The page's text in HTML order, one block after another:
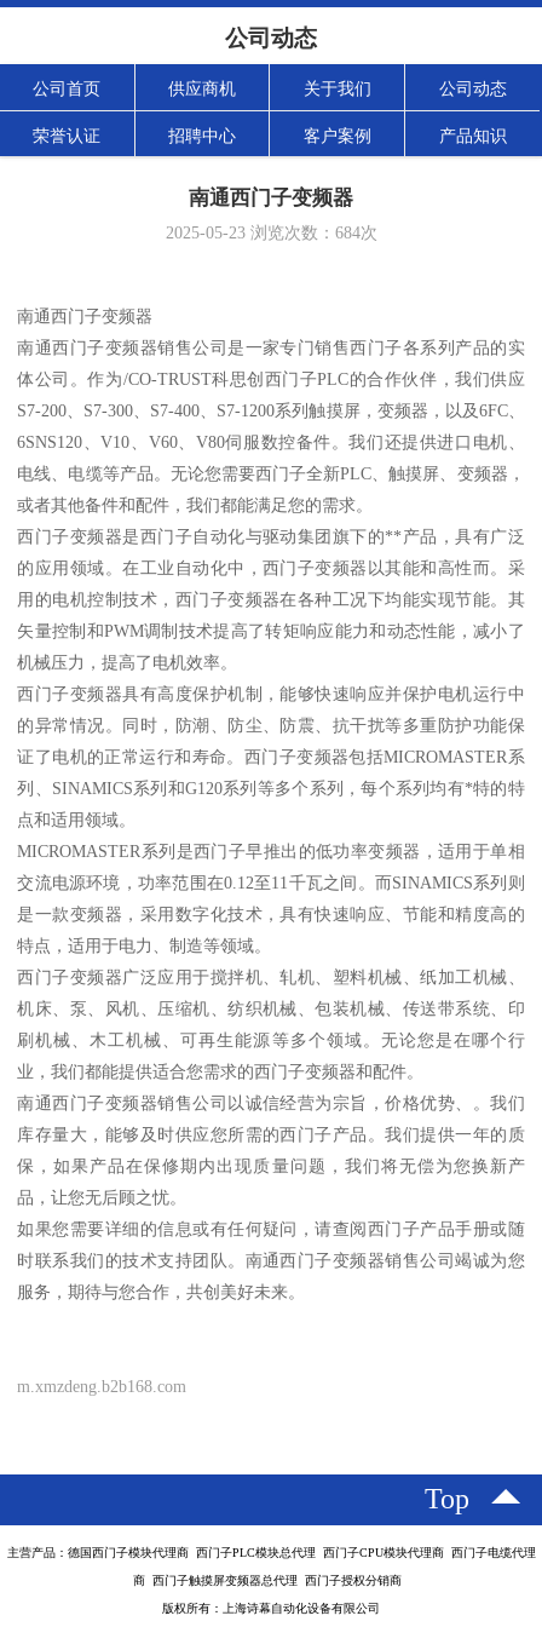
公司动态
公司首页 供应商机 关于我们 公司动态
荣誉认证 招聘中心 客户案例 产品知识
南通西门子变频器
2025-05-23浏览次数： 684次
南通西门子变频器
南通西门子变频器销售公司是一家专门销售西门子各系列产品的实
体公司。作为/CO-TRUST科思创西门子PLC的合作伙伴，我们供应
S7-200、S7-300、S7-400、S7-1200系列触摸屏，变频器，以及6FC、
6SNS120、V10、V60、V80伺服数控备件。我们还提供进口电机、
电线、电缆等产品。无论您需要西门子全新PLC、触摸屏、变频器，
或者其他备件和配件，我们都能满足您的需求。
西门子变频器是西门子自动化与驱动集团旗下的**产品，具有广泛
的应用领域。在工业自动化中，西门子变频器以其能和高性而。采
用的电机控制技术，西门子变频器在各种工况下均能实现节能。其
矢量控制和PWM调制技术提高了转矩响应能力和动态性能，减小了
机械压力，提高了电机效率。
西门子变频器具有高度保护机制，能够快速响应并保护电机运行中
的异常情况。同时，防潮、防尘、防震、抗干扰等多重防护功能保
证了电机的正常运行和寿命。西门子变频器包括MICROMASTER系
列、SINAMICS系列和G120系列等多个系列，每个系列均有*特的特
点和适用领域。
MICROMASTER系列是西门子早推出的低功率变频器，适用于单相
交流电源环境，功率范围在0.12至11千瓦之间。而SINAMICS系列则
是一款变频器，采用数字化技术，具有快速响应、节能和精度高的
特点，适用于电力、制造等领域。
西门子变频器广泛应用于搅拌机、轧机、塑料机械、纸加工机械、
机床、泵、风机、压缩机、纺织机械、包装机械、传送带系统、印
刷机械、木工机械、可再生能源等多个领域。无论您是在哪个行
业，我们都能提供适合您需求的西门子变频器和配件。
南通西门子变频器销售公司以诚信经营为宗旨，价格优势、。我们
库存量大，能够及时供应您所需的西门子产品。我们提供一年的质
保，如果产品在保修期内出现质量问题，我们将无偿为您换新产
品，让您无后顾之忧。
如果您需要详细的信息或有任何疑问，请查阅西门子产品手册或随
时联系我们的技术支持团队。南通西门子变频器销售公司竭诚为您
服务，期待与您合作，共创美好未来。
m.xmzdeng.b2b168.com
Top
主营产品：德国西门子模块代理商 西门子PLC模块总代理 西门子CPU模块代理商 西门子电缆代理
商 西门子触摸屏变频器总代理 西门子授权分销商
版权所有：上海诗幕自动化设备有限公司